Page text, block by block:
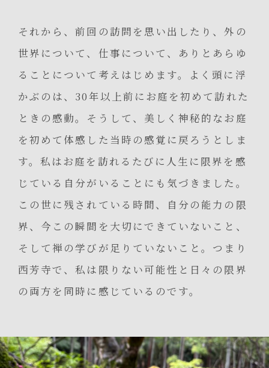
それから、前回の訪問を思い出したり、外の
世界について、仕事について、ありとあらゆ
ることについて考えはじめます。よく頭に浮
かぶのは、30年以上前にお庭を初めて訪れた
ときの感動。そうして、美しく神秘的なお庭
を初めて体感した当時の感覚に戻ろうとしま
す。私はお庭を訪れるたびに人生に限界を感
じている自分がいることにも気づきました。
この世に残されている時間、自分の能力の限
界、今この瞬間を大切にできていないこと、
そして禅の学びが足りていないこと。つまり
西芳寺で、私は限りない可能性と日々の限界
の両方を同時に感じているのです。